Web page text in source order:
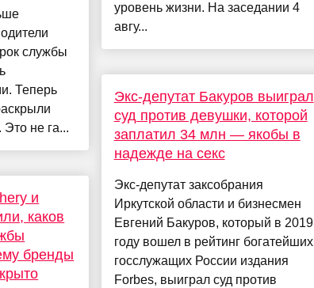
службы
Теперь
не га...
и
каков
бренды
уровень жизни. На заседании 4
авгу...
Экс-депутат Бакуров выиграл
суд против девушки, которой
заплатил 34 млн — якобы в
надежде на секс
Экс-депутат заксобрания
Иркутской области и бизнесмен
Евгений Бакуров, который в 2019
году вошел в рейтинг богатейших
госслужащих России издания
Forbes, выиграл суд против